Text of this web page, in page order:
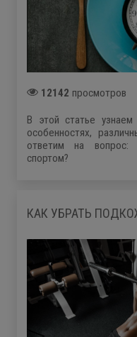
12142 просмотров
В этой статье
особенностях,
ответим на вопрос:
спортом?
КАК УБРАТЬ